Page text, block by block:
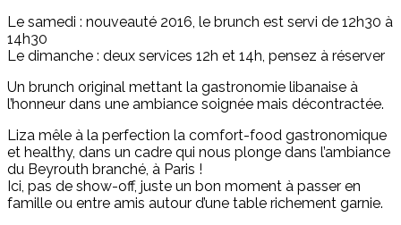
Le samedi : nouveauté 2016, le brunch est servi de 12h30 à
14h30
Le dimanche : deux services 12h et 14h, pensez à réserver
Un brunch original mettant la gastronomie libanaise à
l’honneur dans une ambiance soignée mais décontractée.
Liza mêle à la perfection la comfort-food gastronomique
et healthy, dans un cadre qui nous plonge dans l’ambiance
du Beyrouth branché, à Paris !
Ici, pas de show-off, juste un bon moment à passer en
famille ou entre amis autour d’une table richement garnie.